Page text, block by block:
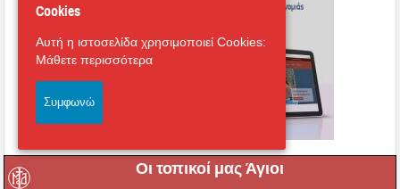
Οι τοπικοί μας Άγιοι
Cookies
Αυτή η ιστοσελίδα χρησιμοποιεί Cookies:
Μάθετε περισσότερα
Συμφωνώ